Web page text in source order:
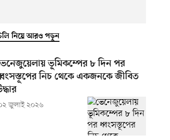
নিয়ে আরও পড়ুন
ভূমিকম্পের ৮ দিন পর
নিচ থেকে একজনকে জীবিত
জুলাই ২০২৬